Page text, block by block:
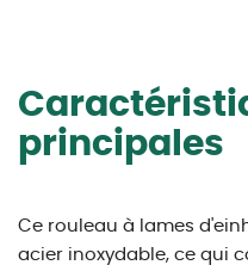
principales
Ce rouleau à lames
acier inoxydable, ce qui